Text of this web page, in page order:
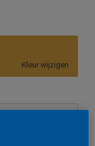
Kleur wijzigen